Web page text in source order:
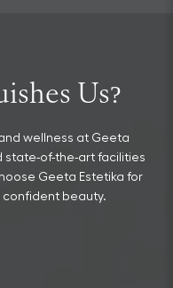
Us?
wellness at Geeta
state-of-the-art facilities
Geeta Estetika for
confident beauty.